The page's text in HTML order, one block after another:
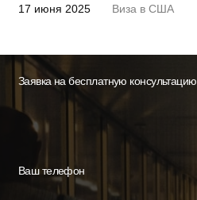
17 июня 2025 Виза в США
Заявка на бесплатную консультацию
Ваш телефон